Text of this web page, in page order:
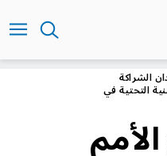
الشراكة
التحتية في